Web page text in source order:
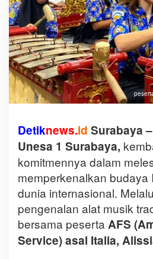
Detiknews.id Surabaya
Unesa 1 Surabaya,
komitmennya dalam
memperkenalkan budaya
dunia internasional.
pengenalan alat musik
bersama peserta AFS
Service) asal Italia,